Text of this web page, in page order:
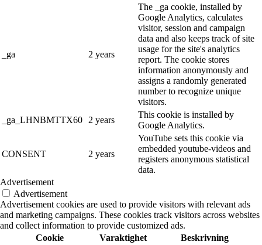
_ga 2 years
The _ga cookie, installed by
Google Analytics, calculates
visitor, session and campaign
data and also keeps track of site
usage for the site's analytics
report. The cookie stores
information anonymously and
assigns a randomly generated
number to recognize unique
visitors.
_ga_LHNBMTTX60
2 years
This cookie is installed by
Google Analytics.
CONSENT 2 years
YouTube sets this cookie via
embedded youtube-videos and
registers anonymous statistical
data.
Advertisement
Advertisement
Advertisement cookies are used to provide visitors with relevant ads
and marketing campaigns. These cookies track visitors across websites
and collect information to provide customized ads.
Cookie
Varaktighet Beskrivning